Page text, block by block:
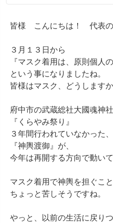
皆様 こんにちは！ 代表の
３月１３日から
『マスク着用は、原則個人
という事になりましたね。
皆様はマスク、どうします
府中市の武蔵総社大國魂神
『くらやみ祭り』
３年間行われていなかった、
『神輿渡御』が、
今年は再開する方向で動い
マスク着用で神輿を担ぐこ
ちょっと苦しそうですね。
やっと、以前の生活に戻り